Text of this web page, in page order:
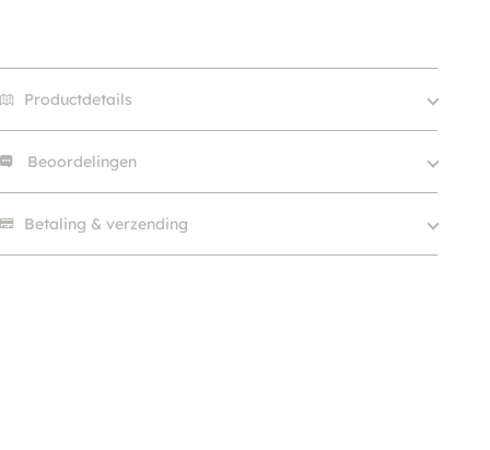
Productdetails
Merk
SKU
210000023127
Beoordelingen
Betaling & verzending